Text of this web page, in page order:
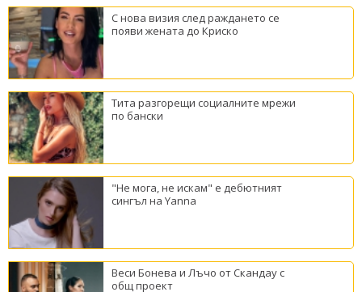
С нова визия след раждането се
появи жената до Криско
Тита разгорещи социалните мрежи
по бански
"Не мога, не искам" е дебютният
сингъл на Yanna
Веси Бонева и Лъчо от Скандау с
общ проект